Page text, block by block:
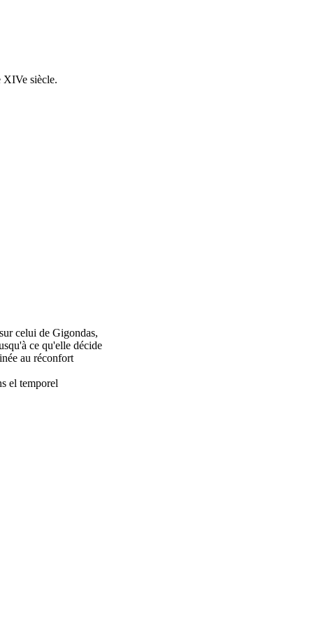
XIVe siècle.
celui de Gigondas,
ce qu'elle décide
au réconfort
el temporel